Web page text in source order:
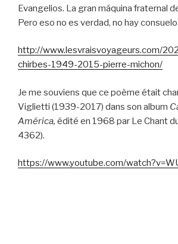
Evangelios. La gran máquina fraternal
Pero eso no es verdad, no hay
http://www.lesvraisvoyageurs.com/
chirbes-1949-2015-pierre-michon/
Je me souviens que ce poème était
Viglietti (1939-2017) dans son album
América, édité en 1968 par Le Chant
4362).
https://www.youtube.com/